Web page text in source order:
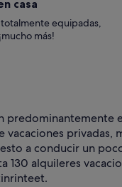
casa
equipadas,
más!
privadas,
a conducir un
alquileres